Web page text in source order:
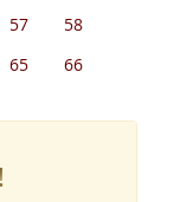
57
58
65 66